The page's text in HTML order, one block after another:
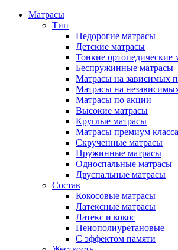
Матрасы
Тип
Недорогие матрасы
Детские матрасы
Тонкие ортопедические
Беспружинные матрасы
Матрасы на зависимых
Матрасы на
Матрасы по акции
Высокие матрасы
Круглые матрасы
Матрасы премиум класса
Скрученные матрасы
Пружинные матрасы
Односпальные матрасы
Двуспальные матрасы
Состав
Кокосовые матрасы
Латексные матрасы
Латекс и кокос
Пенополиуретановые
С эффектом памяти